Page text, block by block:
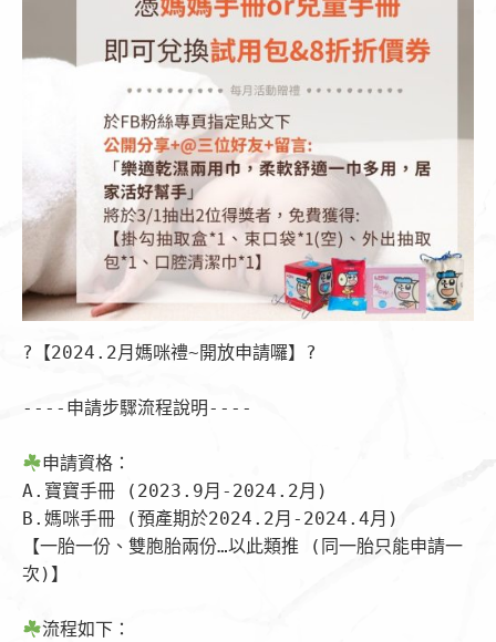
?【2024.2月媽咪禮~開放申請囉】?
----申請步驟流程說明----
申請資格：
A.寶寶手冊 (2023.9月-2024.2月)
B.媽咪手冊 (預產期於2024.2月-2024.4月)
【一胎一份、雙胞胎兩份…以此類推 (同一胎只能申請一
次)】
流程如下：